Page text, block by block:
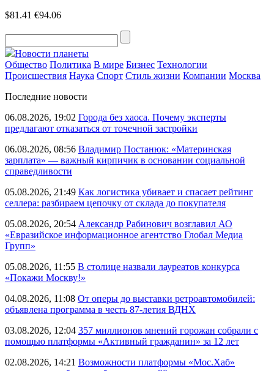
$81.41 €94.06
Новости планеты
Общество Политика В мире Бизнес Технологии
Происшествия Наука Спорт Стиль жизни Компании Москва
Последние новости
06.08.2026, 19:02 Города без хаоса. Почему эксперты
предлагают отказаться от точечной застройки
06.08.2026, 08:56 Владимир Постанюк: «Материнская
зарплата» — важный кирпичик в основании социальной
справедливости
05.08.2026, 21:49 Как логистика убивает и спасает рейтинг
селлера: разбираем цепочку от склада до покупателя
05.08.2026, 20:54 Александр Рабинович возглавил АО
«Евразийское информационное агентство Глобал Медиа
Групп»
05.08.2026, 11:55 В столице назвали лауреатов конкурса
«Покажи Москву!»
04.08.2026, 11:08 От оперы до выставки ретроавтомобилей:
объявлена программа в честь 87-летия ВДНХ
03.08.2026, 12:04 357 миллионов мнений горожан собрали с
помощью платформы «Активный гражданин» за 12 лет
02.08.2026, 14:21 Возможности платформы «Мос.Хаб»